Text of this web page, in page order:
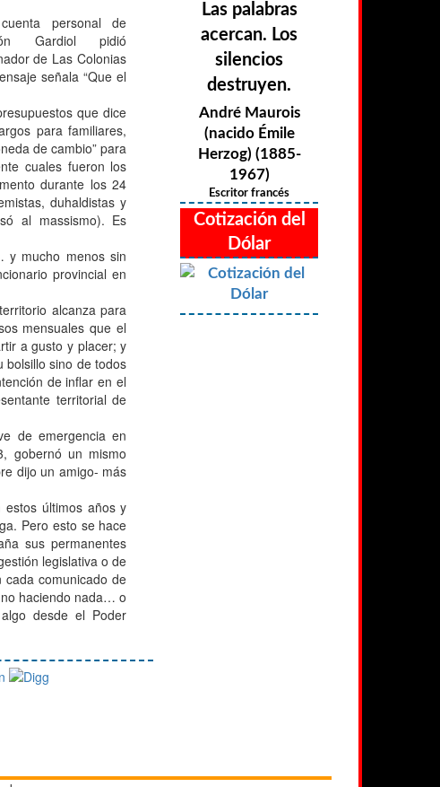
personal de
Gardiol pidió
de Las Colonias
señala “Que el
que dice
para familiares,
de cambio” para
cuales fueron los
durante los 24
duhaldistas y
al massismo). Es
y mucho menos sin
provincial en
alcanza para
mensuales que el
a gusto y placer; y
bolsillo sino de todos
de inflar en el
territorial de
de emergencia en
gobernó un mismo
dijo un amigo- más
últimos años y
Pero esto se hace
sus permanentes
legislativa o de
comunicado de
haciendo nada… o
desde el Poder
Las palabras
acercan. Los
silencios
destruyen.
André Maurois
(nacido Émile
Herzog) (1885-
1967)
Escritor francés
Cotización del
Dólar